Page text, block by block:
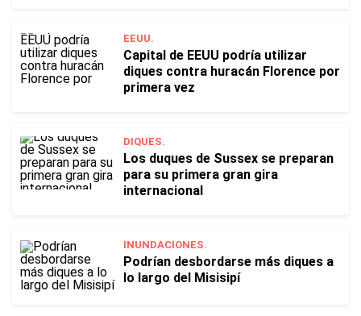
EEUU.
Capital de EEUU podría utilizar
diques contra huracán Florence por
primera vez
DIQUES.
Los duques de Sussex se preparan
para su primera gran gira
internacional
INUNDACIONES.
Podrían desbordarse más diques a
lo largo del Misisipí